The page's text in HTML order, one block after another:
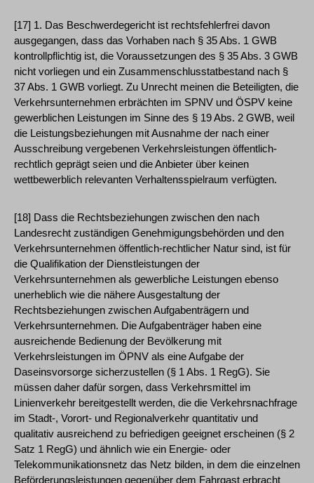
[17] 1. Das Beschwerdegericht ist rechtsfehlerfrei davon
ausgegangen, dass das Vorhaben nach § 35 Abs. 1 GWB
kontrollpflichtig ist, die Voraussetzungen des § 35 Abs. 3 GWB
nicht vorliegen und ein Zusammenschlusstatbestand nach §
37 Abs. 1 GWB vorliegt. Zu Unrecht meinen die Beteiligten, die
Verkehrsunternehmen erbrächten im SPNV und ÖSPV keine
gewerblichen Leistungen im Sinne des § 19 Abs. 2 GWB, weil
die Leistungsbeziehungen mit Ausnahme der nach einer
Ausschreibung vergebenen Verkehrsleistungen öffentlich-
rechtlich geprägt seien und die Anbieter über keinen
wettbewerblich relevanten Verhaltensspielraum verfügten.
[18] Dass die Rechtsbeziehungen zwischen den nach
Landesrecht zuständigen Genehmigungsbehörden und den
Verkehrsunternehmen öffentlich-rechtlicher Natur sind, ist für
die Qualifikation der Dienstleistungen der
Verkehrsunternehmen als gewerbliche Leistungen ebenso
unerheblich wie die nähere Ausgestaltung der
Rechtsbeziehungen zwischen Aufgabenträgern und
Verkehrsunternehmen. Die Aufgabenträger haben eine
ausreichende Bedienung der Bevölkerung mit
Verkehrsleistungen im ÖPNV als eine Aufgabe der
Daseinsvorsorge sicherzustellen (§ 1 Abs. 1 RegG). Sie
müssen daher dafür sorgen, dass Verkehrsmittel im
Linienverkehr bereitgestellt werden, die die Verkehrsnachfrage
im Stadt-, Vorort- und Regionalverkehr quantitativ und
qualitativ ausreichend zu befriedigen geeignet erscheinen (§ 2
Satz 1 RegG) und ähnlich wie ein Energie- oder
Telekommunikationsnetz das Netz bilden, in dem die einzelnen
Beförderungsleistungen gegenüber dem Fahrgast erbracht